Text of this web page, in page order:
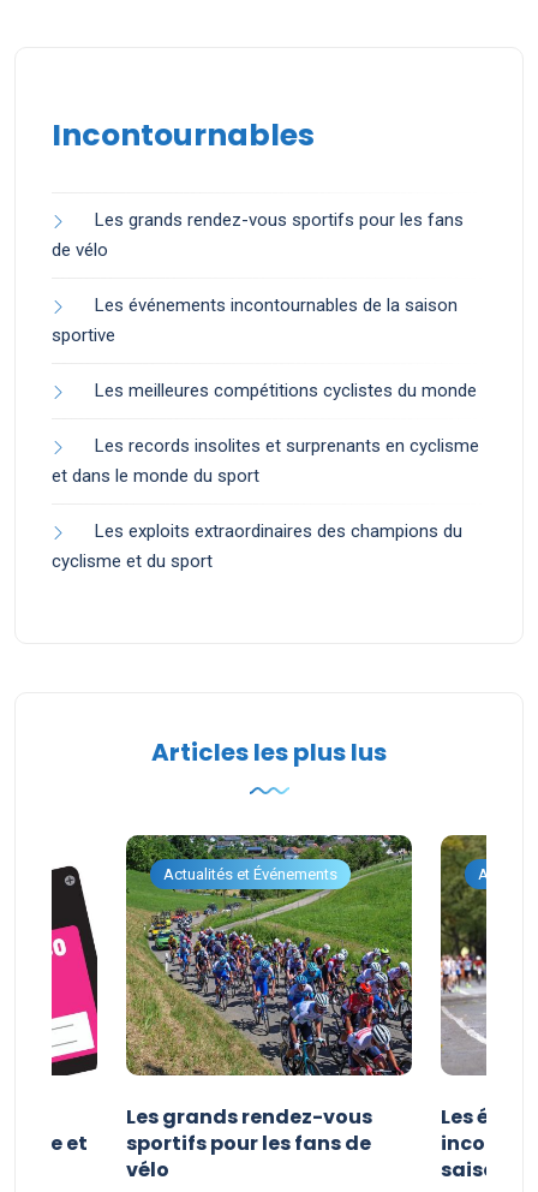
Incontournables
Les grands rendez-vous sportifs pour les fans
de vélo
Les événements incontournables de la saison
sportive
Les meilleures compétitions cyclistes du monde
Les records insolites et surprenants en cyclisme
et dans le monde du sport
Les exploits extraordinaires des champions du
cyclisme et du sport
Articles les plus lus
et
Actualités et Événements
Les grands rendez-vous
sportifs pour les fans de
vélo
Les
saison